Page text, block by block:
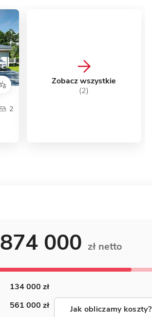
2
Zobacz wszystkie
(2)
874 000 zł netto
134 000 zł
561 000 zł Jak obliczamy koszty?